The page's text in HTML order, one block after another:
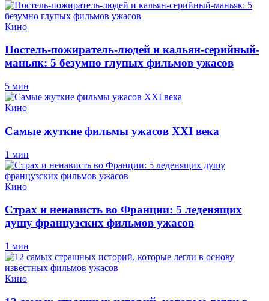
Кино
Постель-пожиратель-людей и кальян-серийный-
маньяк: 5 безумно глупых фильмов ужасов
5 мин
Кино
Самые жуткие фильмы ужасов XXI века
1 мин
Кино
Страх и ненависть во Франции: 5 леденящих
душу французских фильмов ужасов
1 мин
Кино